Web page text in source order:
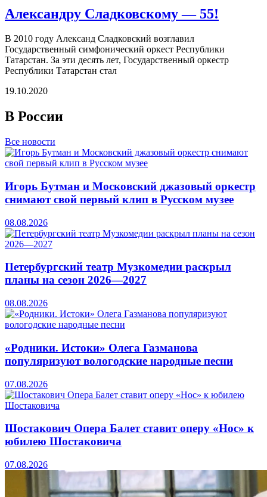
Александру Сладковскому — 55!
В 2010 году Александ Сладковский возглавил
Государственный симфонический оркест Республики
Татарстан. За эти десять лет, Государственный оркестр
Республики Татарстан стал
19.10.2020
В России
Все новости
Игорь Бутман и Московский джазовый оркестр
снимают свой первый клип в Русском музее
08.08.2026
Петербургский театр Музкомедии раскрыл
планы на сезон 2026—2027
08.08.2026
«Родники. Истоки» Олега Газманова
популяризуют вологодские народные песни
07.08.2026
Шостакович Опера Балет ставит оперу «Нос» к
юбилею Шостаковича
07.08.2026